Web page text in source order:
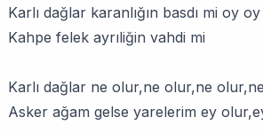
Karlı dağlar karanlığın basdı mi oy
Kahpe felek ayrıliğin vahdi mi
Karlı dağlar ne olur,ne olur,ne
Asker ağam gelse yarelerim ey